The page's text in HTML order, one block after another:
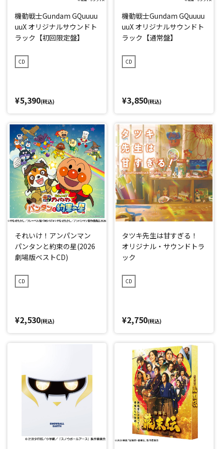
機動戦士Gundam GQuuuu
uuX オリジナルサウンドト
ラック【初回限定盤】
CD
¥5,390(税込)
機動戦士Gundam GQuuuu
uuX オリジナルサウンドト
ラック【通常盤】
CD
¥3,850(税込)
それいけ！アンパンマン
パンタンと約束の星(2026
劇場版ベストCD)
CD
¥2,530(税込)
タツキ先生は甘すぎる！
オリジナル・サウンドトラ
ック
CD
¥2,750(税込)